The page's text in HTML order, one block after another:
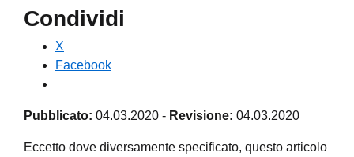
Condividi
X
Facebook
Pubblicato: 04.03.2020 - Revisione: 04.03.2020
Eccetto dove diversamente specificato, questo articolo